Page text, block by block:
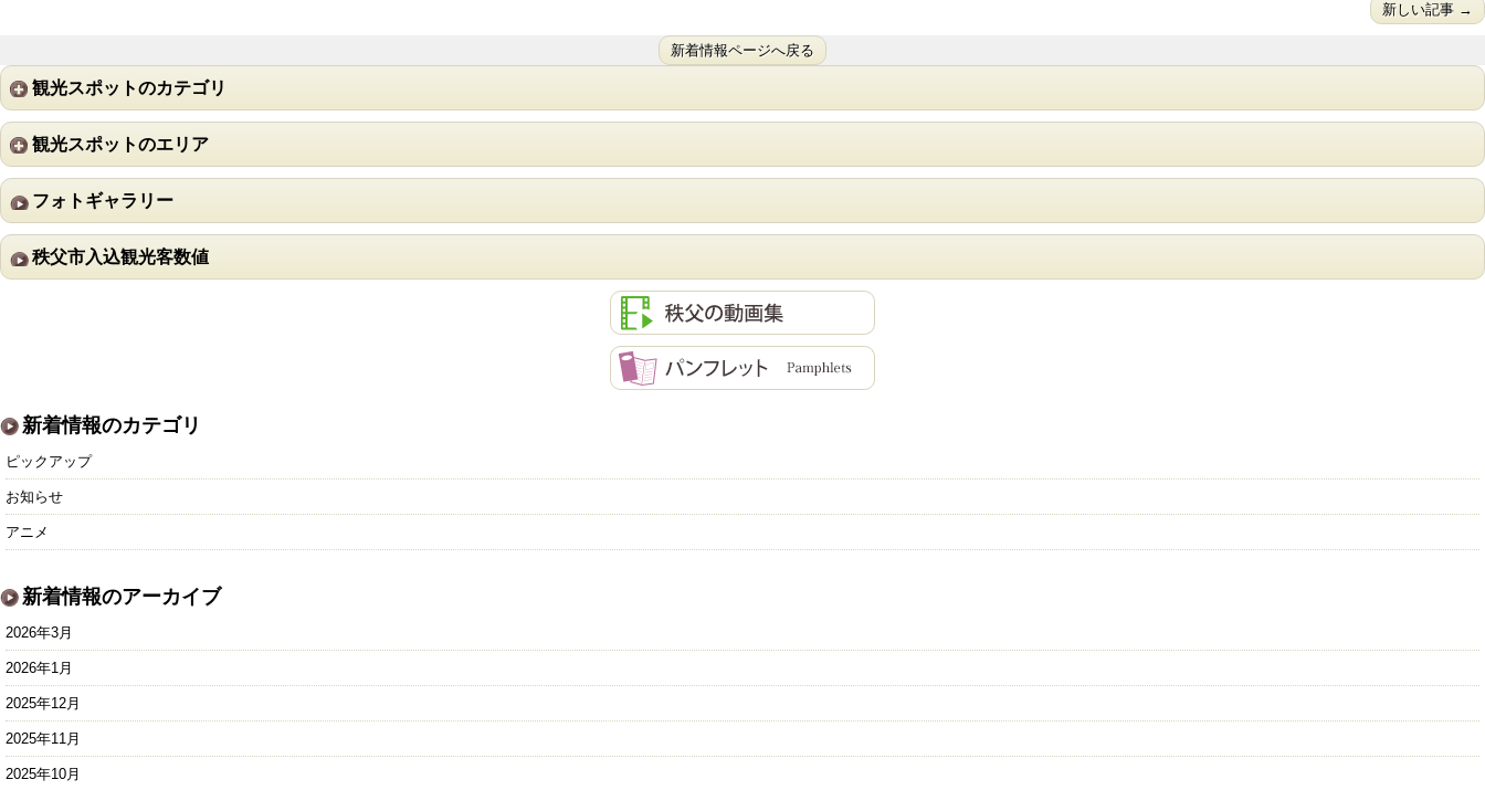
新しい記事 →
新着情報ページへ戻る
観光スポットのカテゴリ
観光スポットのエリア
フォトギャラリー
秩父市入込観光客数値
新着情報のカテゴリ
ピックアップ
お知らせ
アニメ
新着情報のアーカイブ
2026年3月
2026年1月
2025年12月
2025年11月
2025年10月